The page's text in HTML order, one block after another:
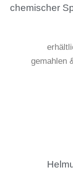
chemischer
gemahlen